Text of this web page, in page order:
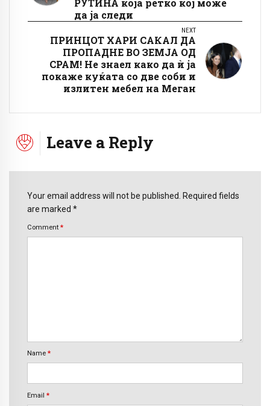
РУТИНА која ретко кој може
да ја следи
NEXT
ПРИНЦОТ ХАРИ САКАЛ ДА
ПРОПАДНЕ ВО ЗЕМЈА ОД
СРАМ! Не знаел како да ѝ ја
покаже куќата со две соби и
излитен мебел на Меган
Leave a Reply
Your email address will not be published. Required fields
are marked *
Comment *
Name *
Email *